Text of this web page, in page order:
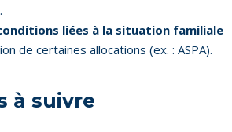
liées à la situation familiale
de certaines allocations (ex. : ASPA).
à suivre